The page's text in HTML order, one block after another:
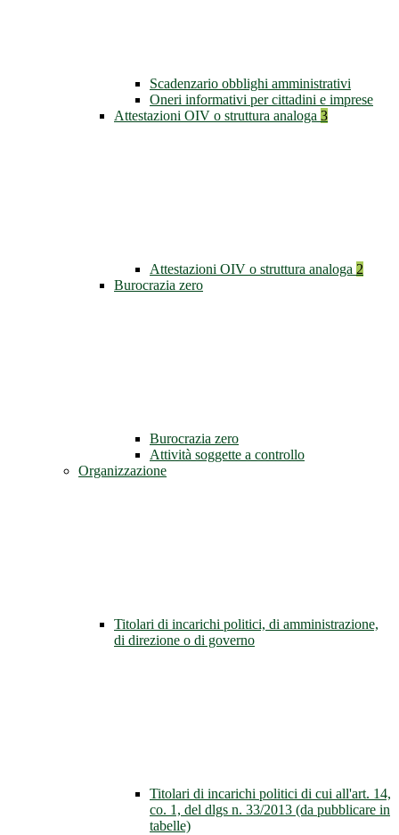
Scadenzario obblighi amministrativi
Oneri informativi per cittadini e imprese
Attestazioni OIV o struttura analoga 3
Attestazioni OIV o struttura analoga 2
Burocrazia zero
Burocrazia zero
Attività soggette a controllo
Organizzazione
Titolari di incarichi politici, di amministrazione,
di direzione o di governo
Titolari di incarichi politici di cui all'art. 14,
co. 1, del dlgs n. 33/2013 (da pubblicare in
tabelle)